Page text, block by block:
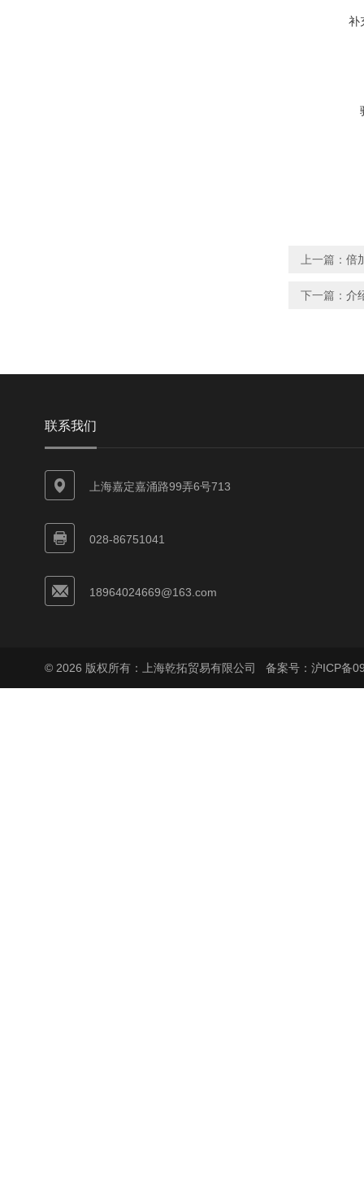
补
上一篇： 倍
下一篇： 介
联系我们
上海嘉定嘉涌路99弄6号713
028-86751041
18964024669@163.com
© 2026 版权所有：上海乾拓贸易有限公司 备案号：沪ICP备